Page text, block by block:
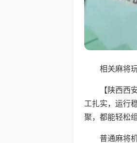
相关麻将
【陕西
工扎实，运行
聚，都能轻松
普通麻将